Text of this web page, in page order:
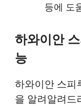
등에 도
하와이안
능
하와이안 스피
을 알려알려드